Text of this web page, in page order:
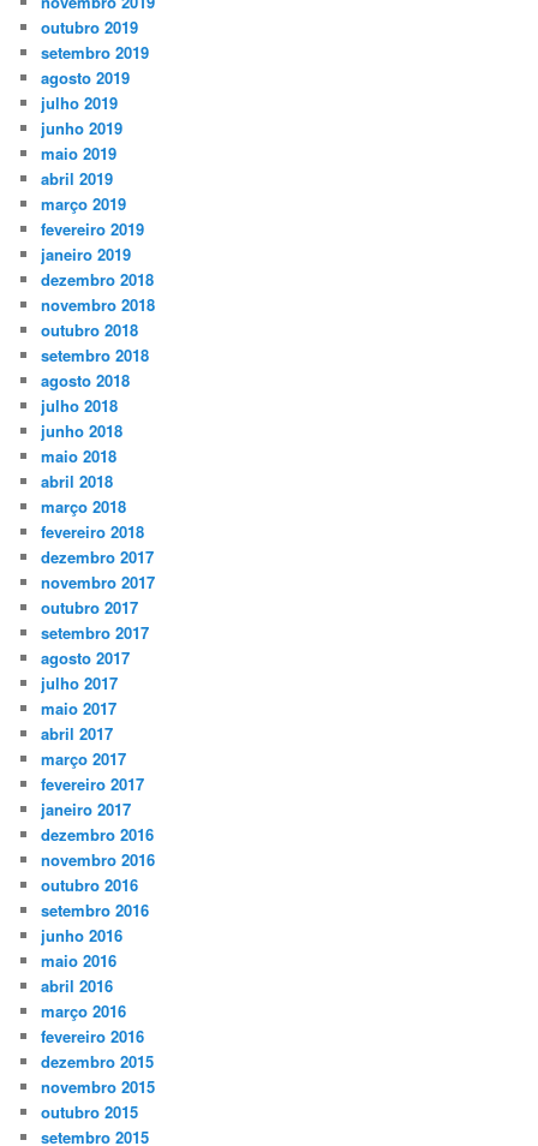
outubro 2019
setembro 2019
agosto 2019
julho 2019
junho 2019
maio 2019
abril 2019
março 2019
fevereiro 2019
janeiro 2019
dezembro 2018
novembro 2018
outubro 2018
setembro 2018
agosto 2018
julho 2018
junho 2018
maio 2018
abril 2018
março 2018
fevereiro 2018
dezembro 2017
novembro 2017
outubro 2017
setembro 2017
agosto 2017
julho 2017
maio 2017
abril 2017
março 2017
fevereiro 2017
janeiro 2017
dezembro 2016
novembro 2016
outubro 2016
setembro 2016
junho 2016
maio 2016
abril 2016
março 2016
fevereiro 2016
dezembro 2015
novembro 2015
outubro 2015
setembro 2015